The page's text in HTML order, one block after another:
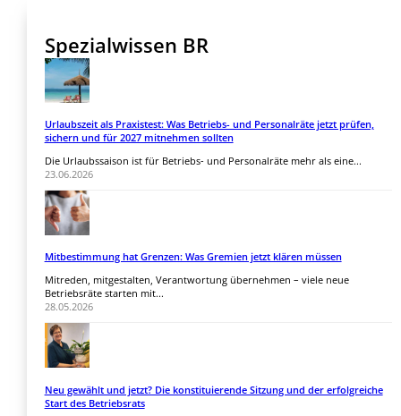
Spezialwissen BR
Urlaubszeit als Praxistest: Was Betriebs- und Personalräte jetzt prüfen,
sichern und für 2027 mitnehmen sollten
Die Urlaubssaison ist für Betriebs- und Personalräte mehr als eine...
23.06.2026
Mitbestimmung hat Grenzen: Was Gremien jetzt klären müssen
Mitreden, mitgestalten, Verantwortung übernehmen – viele neue
Betriebsräte starten mit...
28.05.2026
Neu gewählt und jetzt? Die konstituierende Sitzung und der erfolgreiche
Start des Betriebsrats